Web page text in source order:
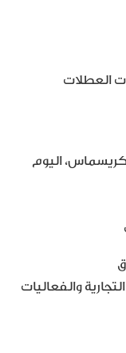
العطلات
اليوم
والفعاليات